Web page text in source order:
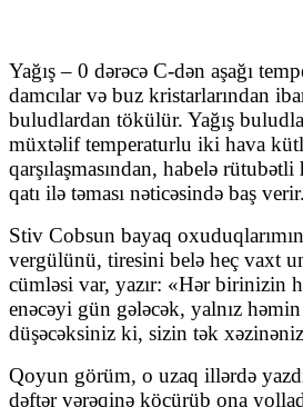
Yağış – 0 dərəcə C-dən aşağı
damcılar və buz kristarlarından
buludlardan tökülür. Yağış
müxtəlif temperaturlu iki hava
qarşılaşmasından, habelə
qatı ilə təması nəticəsində baş verir.
Stiv Cobsun bayaq
vergülünü, tiresini belə heç vaxt
cümləsi var, yazır: «Hər birinizin
enəcəyi gün gələcək, yalnız
düşəcəksiniz ki, sizin tək
Qoyun görüm, o uzaq illərdə
dəftər vərəqinə köçürüb ona